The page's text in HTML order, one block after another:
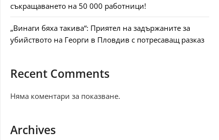
съкращаването на 50 000 работници!
„Винаги бяха такива“: Приятел на задържаните за
убийството на Георги в Пловдив с потресаващ разказ
Recent Comments
Няма коментари за показване.
Archives